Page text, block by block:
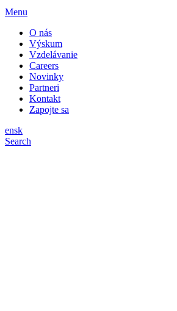
Menu
O nás
Výskum
Vzdelávanie
Careers
Novinky
Partneri
Kontakt
Zapojte sa
ensk
Search